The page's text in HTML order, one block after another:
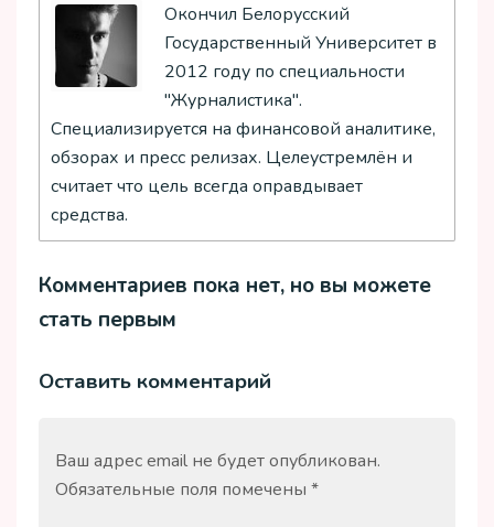
Окончил Белорусский
Государственный Университет в
2012 году по специальности
"Журналистика".
Специализируется на финансовой аналитике,
обзорах и пресс релизах. Целеустремлён и
считает что цель всегда оправдывает
средства.
Комментариев пока нет, но вы можете
стать первым
Оставить комментарий
Ваш адрес email не будет опубликован.
Обязательные поля помечены *